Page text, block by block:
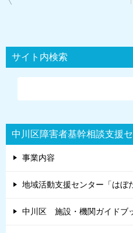
ビ
ゲ
ョ
ン
サイト内検索
中川区障害者基幹相談支援
事業内容
地域活動支援センター「はぼ
中川区 施設・機関ガイドブ